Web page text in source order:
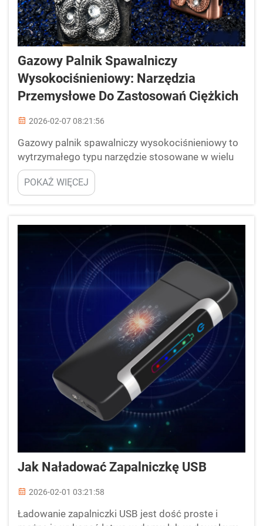
Gazowy Palnik Spawalniczy
Wysokociśnieniowy: Narzędzia
Przemysłowe Do Zastosowań Ciężkich
2026-02-07 08:21:56
Gazowy palnik spawalniczy wysokociśnieniowy to
wytrzymałego typu narzędzie stosowane w wielu
gałęziach przemysłu. Łączy metale poprzez ich
stopienie, a następnie ochłodzenie w celu
utworzenia trwałego połączenia. Te palniki różnią
są zaprojektowane do intensywnego użytku w
zakładach przemysłowych, stoczniach oraz na
budowach...
POKAŻ WIĘCEJ
Jak Naładować Zapalniczkę USB
2026-02-01 03:21:58
Ładowanie zapalniczki USB jest dość proste i